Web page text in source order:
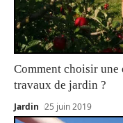
Comment choisir une
travaux de jardin ?
Jardin 25 juin 2019